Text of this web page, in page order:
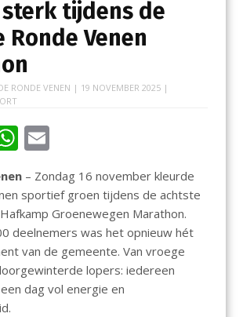
sterk tijdens de
Ronde Venen
RONDE VENEN | 19 NOVEMBER 2025|
W
at
s
A
p
p
E
m
ai
l
– Zondag 16 november kleurde
sportief groen tijdens de achtste
Groenewegen Marathon.
deelnemers was het opnieuw hét
van de gemeente. Van vroege
lopers: iedereen
dag vol energie en